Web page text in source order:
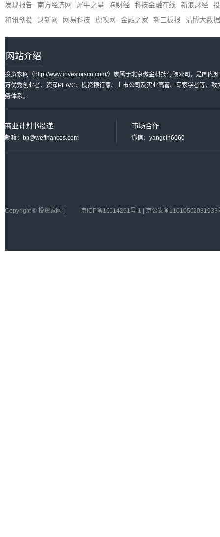
发现报告 南方经济网 犀牛之星 泡财经 科技金融在线 新浪财经
和讯创投
财新网 网易科技 虎嗅网 金融之家 新三板报 清博大数据
网站介绍
投资家网（http://www.investorscn.com/）隶属于北京微金科技有限公司，是国内
万优秀创业者、资深PE/VC、投资银行家、上市公司及实业高管、专家学者等，
务体系。
商业计划书投递
邮箱：bp@wefinances.com
市场合作
微信：yangqin6060
Copyright © 投资家网 | 京ICP备16014291号-1 | 京公安备11010502031933